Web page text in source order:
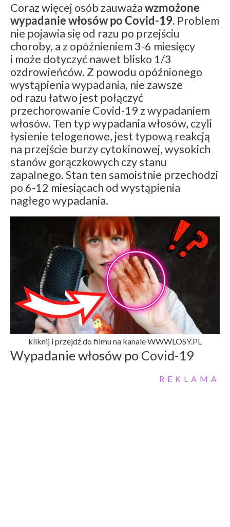
Coraz więcej osób zauważawzmożone
wypadanie włosów po Covid-19. Problem
nie pojawia się od razu po przejściu
choroby, a z opóźnieniem 3-6 miesięcy
i może dotyczyć nawet blisko 1/3
ozdrowieńców. Z powodu opóźnionego
wystąpienia wypadania, nie zawsze
od razu łatwo jest połączyć
przechorowanie Covid-19 z wypadaniem
włosów. Ten typ wypadania włosów, czyli
łysienie telogenowe, jest typową reakcją
na przejście burzy cytokinowej, wysokich
stanów gorączkowych czy stanu
zapalnego. Stan ten samoistnie przechodzi
po 6-12 miesiącach od wystąpienia
nagłego wypadania.
kliknij i przejdź do filmu na kanale WWWLOSY.PL
Wypadanie włosów po Covid-19
REKLAMA